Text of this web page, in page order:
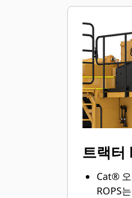
트랙터
Cat®
ROPS